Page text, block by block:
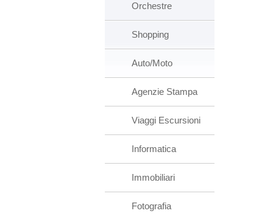
Orchestre
Shopping
Auto/Moto
Agenzie Stampa
Viaggi Escursioni
Informatica
Immobiliari
Fotografia